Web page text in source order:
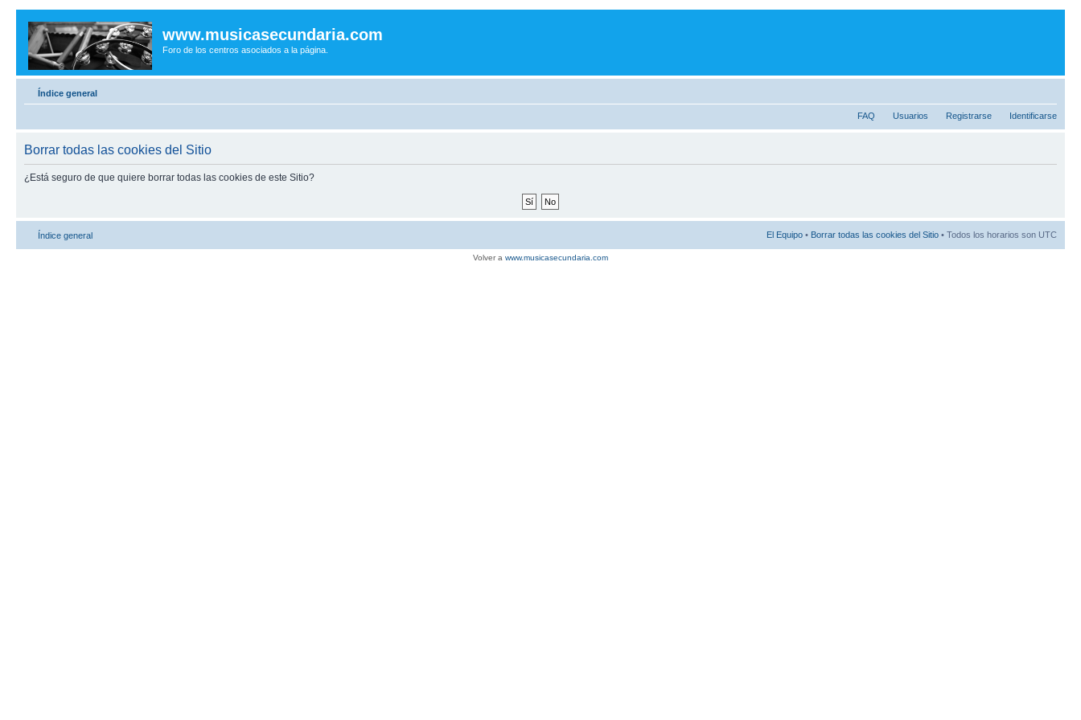
www.musicasecundaria.com
Foro de los centros asociados a la página.
Índice general
FAQ Usuarios Registrarse Identificarse
Borrar todas las cookies del Sitio
¿Está seguro de que quiere borrar todas las cookies de este Sitio?
Índice general El Equipo • Borrar todas las cookies del Sitio • Todos los horarios son UTC
Volver a www.musicasecundaria.com